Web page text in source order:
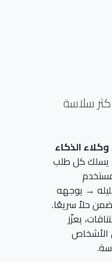
سلاسة
وكلاء الذكاء
يسلك كل طلب
→ يوجهه
حلاً سريعًا.
يعزّز
الأشخاص